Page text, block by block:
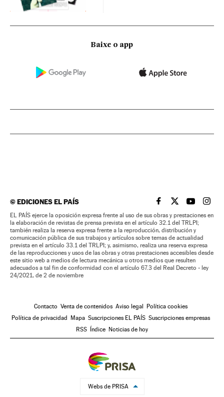
Baixe o app
©EDICIONES EL PAÍS EL PAÍS BRASIL EN
EL PAÍSEL PAÍS
EL
EL PAÍS ejerce la oposición expresa frente al uso de sus obras y prestaciones en
la elaboración de revistas de prensa prevista en el artículo 32.1 del TRLPI;
también realiza la reserva expresa frente a la reproducción, distribución y
comunicación pública de sus trabajos y artículos sobre temas de actualidad
prevista en el artículo 33.1 del TRLPI; y, asimismo, realiza una reserva expresa
de las reproducciones y usos de las obras y otras prestaciones accesibles desde
este sitio web a medios de lectura mecánica u otros medios que resulten
adecuados a tal fin de conformidad con el artículo 67.3 del Real Decreto - ley
24/2021, de 2 de noviembre
Contacto Venta de contenidos Aviso legal
Política cookies
Política de privacidad
Mapa Suscripciones EL PAÍS Suscripciones empresas
RSS
Índice Noticias de hoy
Webs de PRISA